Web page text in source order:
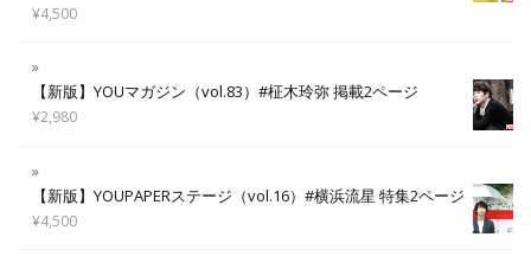
¥4,500
【新版】YOUマガジン（vol.83）#柾木玲弥 掲載2ページ
¥2,980
【新版】YOUPAPERステージ（vol.16）#横浜流星 特集2ページ
¥4,500